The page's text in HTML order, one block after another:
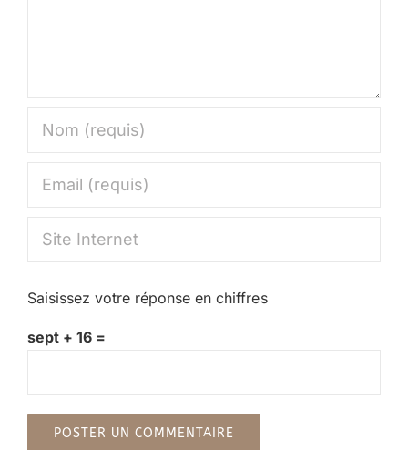
Saisissez votre réponse en chiffres
sept + 16 =